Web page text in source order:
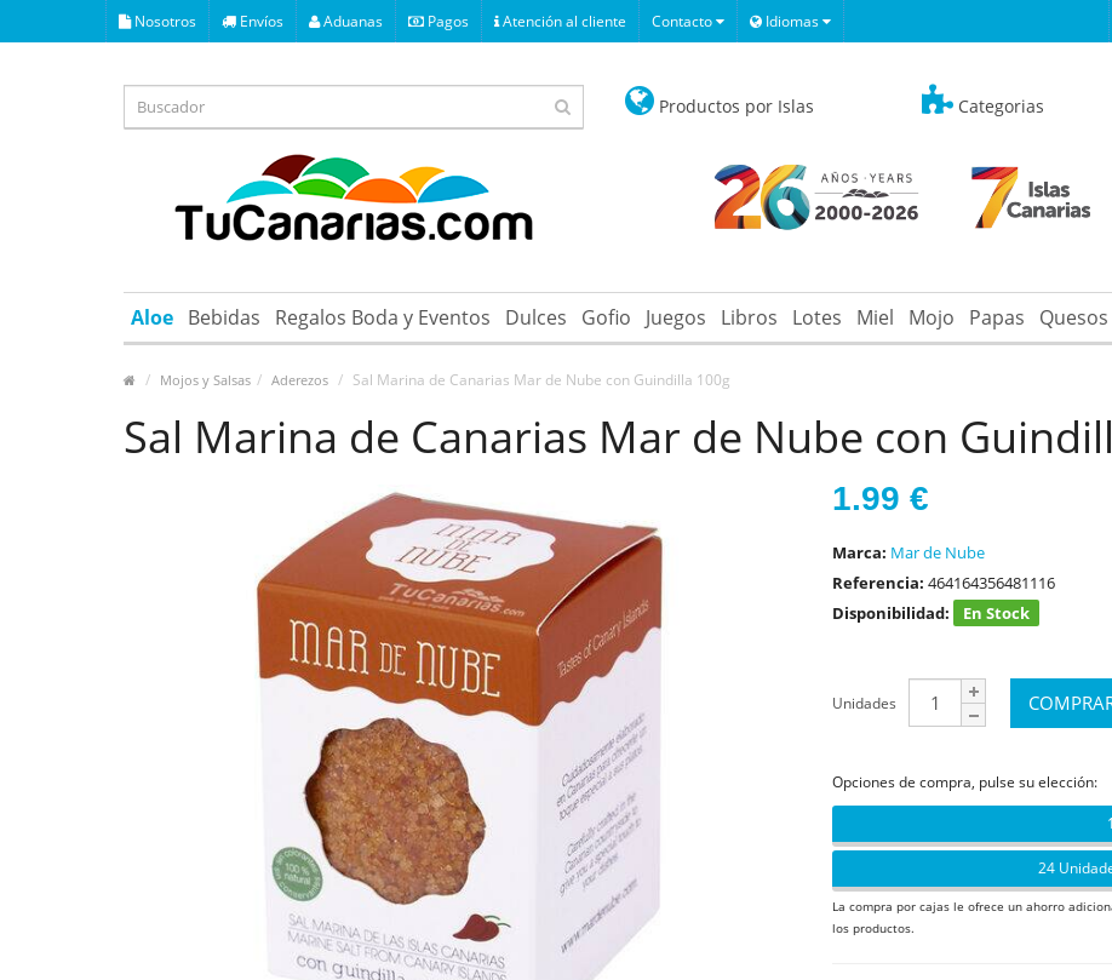
Nosotros Envíos Aduanas Pagos Atención al cliente Contacto Idiomas
Productos por Islas Categorias
Aloe Bebidas Regalos Boda y Eventos Dulces Gofio Juegos Libros Lotes Miel Mojo Papas Quesos
Mojos y Salsas Aderezos Sal Marina de Canarias Mar de Nube con Guindilla 100g
Sal Marina de Canarias Mar de Nube con
1.99 €
Marca: Mar de Nube
Referencia: 464164356481116
Disponibilidad:
En Stock
Unidades
Opciones de compra, pulse su elección:
24
La compra por cajas le ofrece un ahorro
los productos.